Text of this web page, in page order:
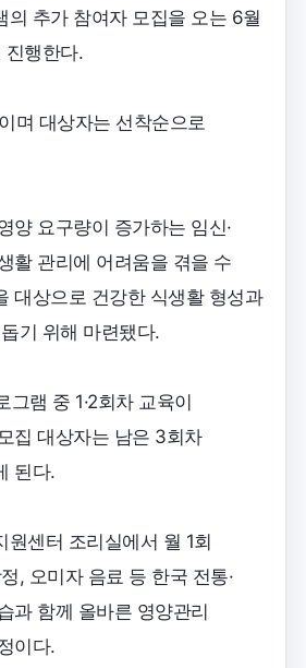
의 추가 참여자 모집을 오는 6월
진행한다.
며 대상자는 선착순으로
양 요구량이 증가하는 임신·
활 관리에 어려움을 겪을 수
대상으로 건강한 식생활 형성과
기 위해 마련됐다.
그램 중 1·2회차 교육이
집 대상자는 남은 3회차
된다.
원센터 조리실에서 월 1회
, 오미자 음료 등 한국 전통·
과 함께 올바른 영양관리
이다.